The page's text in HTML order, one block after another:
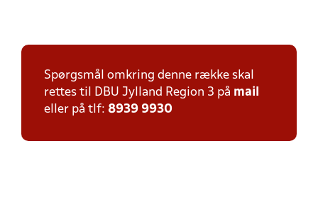
Spørgsmål omkring denne række skal
rettes til DBU Jylland Region 3 på mail
eller på tlf: 8939 9930